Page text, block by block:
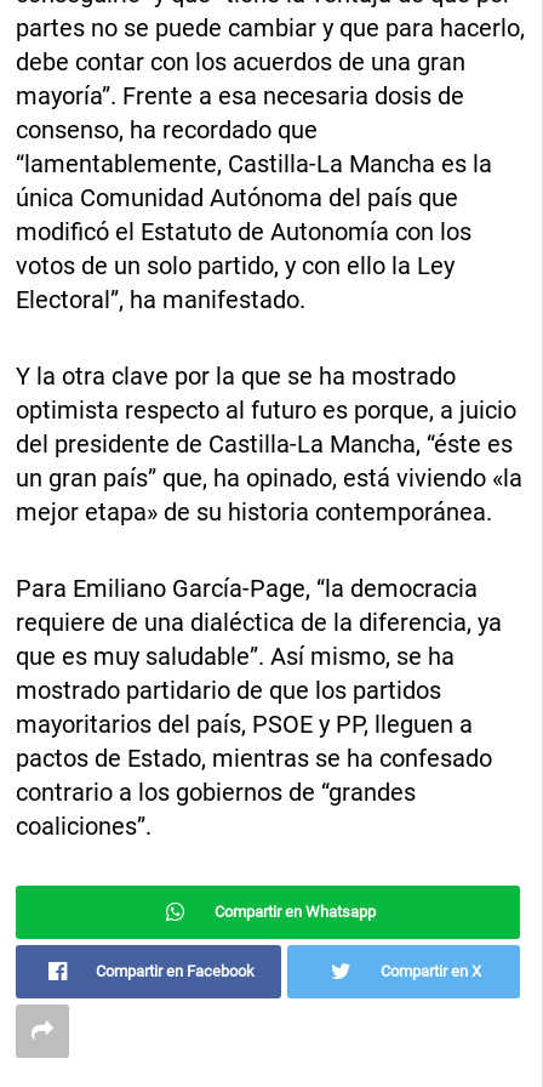
partes no se puede cambiar y que para hacerlo,
debe contar con los acuerdos de una gran
mayoría”. Frente a esa necesaria dosis de
consenso, ha recordado que
“lamentablemente, Castilla-La Mancha es la
única Comunidad Autónoma del país que
modificó el Estatuto de Autonomía con los
votos de un solo partido, y con ello la Ley
Electoral”, ha manifestado.
Y la otra clave por la que se ha mostrado
optimista respecto al futuro es porque, a juicio
del presidente de Castilla-La Mancha, “éste es
un gran país” que, ha opinado, está viviendo «la
mejor etapa» de su historia contemporánea.
Para Emiliano García-Page, “la democracia
requiere de una dialéctica de la diferencia, ya
que es muy saludable”. Así mismo, se ha
mostrado partidario de que los partidos
mayoritarios del país, PSOE y PP, lleguen a
pactos de Estado, mientras se ha confesado
contrario a los gobiernos de “grandes
coaliciones”.
Compartir en Whatsapp
Compartir en Facebook Compartir en X